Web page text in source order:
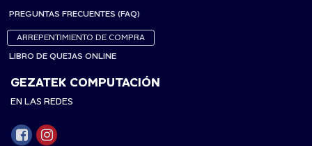
PREGUNTAS FRECUENTES (FAQ)
ARREPENTIMIENTO DE COMPRA
LIBRO DE QUEJAS ONLINE
GEZATEK COMPUTACIÓN
EN LAS REDES